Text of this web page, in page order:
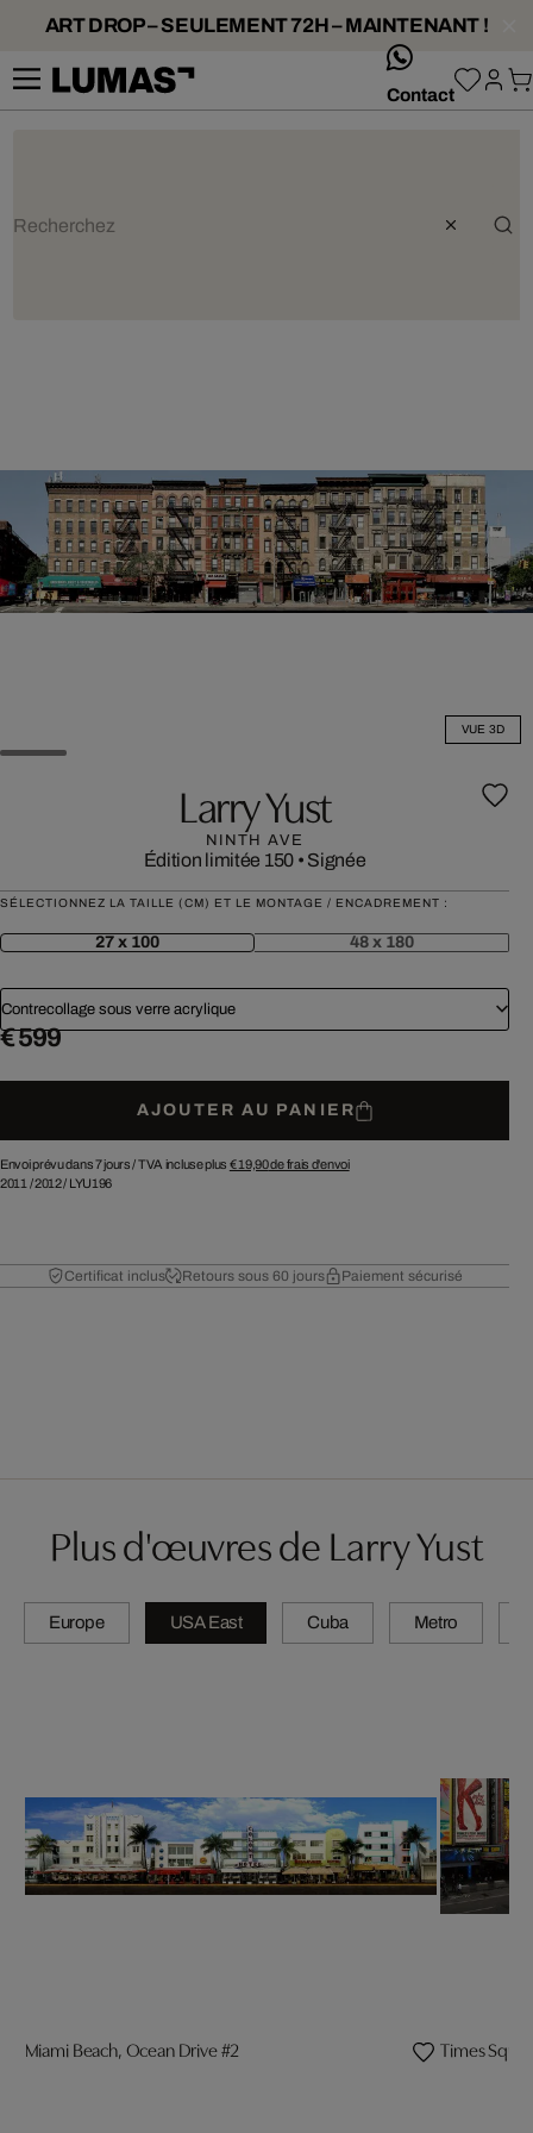
ART DROP – SEULEMENT 72H – MAINTENANT !
Contact
VUE 3D
Larry Yust
NINTH AVE
Édition limitée 150 • Signée
SÉLECTIONNEZ LA TAILLE (CM) ET LE MONTAGE / ENCADREMENT :
27 x 100 48 x 180
Contrecollage sous verre acrylique
€ 599
AJOUTER AU PANIER
Envoi prévu dans 7 jours /TVA incluse plus € 19,90de frais d'envoi
2011 /2012/ LYU196
Certificat inclus Retours sous 60 jours Paiement sécurisé
Plus d'œuvres de Larry Yust
Europe USA East Cuba Metro
Miami Beach, Ocean Drive #2 Times